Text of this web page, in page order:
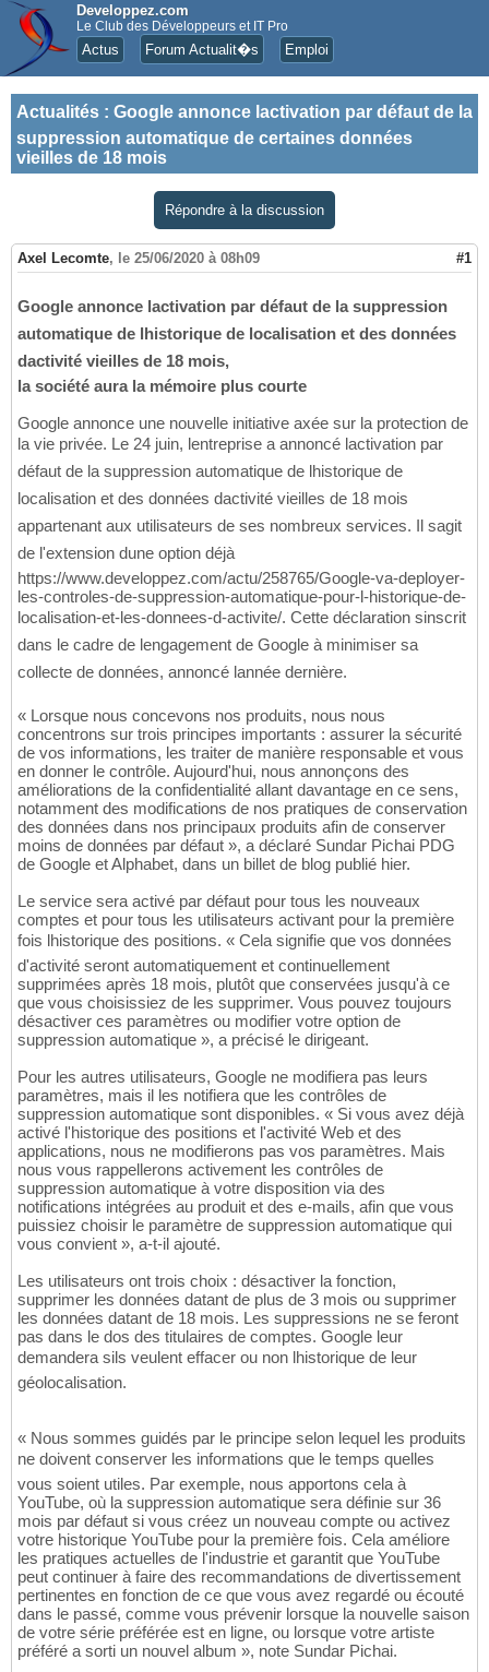
Developpez.com
Le Club des Développeurs et IT Pro
Actus Forum Actualit�s Emploi
Actualités : Google annonce lactivation par défaut de la
suppression automatique de certaines données
vieilles de 18 mois
Répondre à la discussion
Axel Lecomte, le 25/06/2020 à 08h09 #1
Google annonce lactivation par défaut de la suppression
automatique de lhistorique de localisation et des données
dactivité vieilles de 18 mois,
la société aura la mémoire plus courte
Google annonce une nouvelle initiative axée sur la protection de
la vie privée. Le 24 juin, lentreprise a annoncé lactivation par
défaut de la suppression automatique de lhistorique de
localisation et des données dactivité vieilles de 18 mois
appartenant aux utilisateurs de ses nombreux services. Il sagit
de l'extension dune option déjà
https://www.developpez.com/actu/258765/Google-va-deployer-
les-controles-de-suppression-automatique-pour-l-historique-de-
localisation-et-les-donnees-d-activite/. Cette déclaration sinscrit
dans le cadre de lengagement de Google à minimiser sa
collecte de données, annoncé lannée dernière.
« Lorsque nous concevons nos produits, nous nous
concentrons sur trois principes importants : assurer la sécurité
de vos informations, les traiter de manière responsable et vous
en donner le contrôle. Aujourd'hui, nous annonçons des
améliorations de la confidentialité allant davantage en ce sens,
notamment des modifications de nos pratiques de conservation
des données dans nos principaux produits afin de conserver
moins de données par défaut », a déclaré Sundar Pichai PDG
de Google et Alphabet, dans un billet de blog publié hier.
Le service sera activé par défaut pour tous les nouveaux
comptes et pour tous les utilisateurs activant pour la première
fois lhistorique des positions. « Cela signifie que vos données
d'activité seront automatiquement et continuellement
supprimées après 18 mois, plutôt que conservées jusqu'à ce
que vous choisissiez de les supprimer. Vous pouvez toujours
désactiver ces paramètres ou modifier votre option de
suppression automatique », a précisé le dirigeant.
Pour les autres utilisateurs, Google ne modifiera pas leurs
paramètres, mais il les notifiera que les contrôles de
suppression automatique sont disponibles. « Si vous avez déjà
activé l'historique des positions et l'activité Web et des
applications, nous ne modifierons pas vos paramètres. Mais
nous vous rappellerons activement les contrôles de
suppression automatique à votre disposition via des
notifications intégrées au produit et des e-mails, afin que vous
puissiez choisir le paramètre de suppression automatique qui
vous convient », a-t-il ajouté.
Les utilisateurs ont trois choix : désactiver la fonction,
supprimer les données datant de plus de 3 mois ou supprimer
les données datant de 18 mois. Les suppressions ne se feront
pas dans le dos des titulaires de comptes. Google leur
demandera sils veulent effacer ou non lhistorique de leur
géolocalisation.
« Nous sommes guidés par le principe selon lequel les produits
ne doivent conserver les informations que le temps quelles
vous soient utiles. Par exemple, nous apportons cela à
YouTube, où la suppression automatique sera définie sur 36
mois par défaut si vous créez un nouveau compte ou activez
votre historique YouTube pour la première fois. Cela améliore
les pratiques actuelles de l'industrie et garantit que YouTube
peut continuer à faire des recommandations de divertissement
pertinentes en fonction de ce que vous avez regardé ou écouté
dans le passé, comme vous prévenir lorsque la nouvelle saison
de votre série préférée est en ligne, ou lorsque votre artiste
préféré a sorti un nouvel album », note Sundar Pichai.